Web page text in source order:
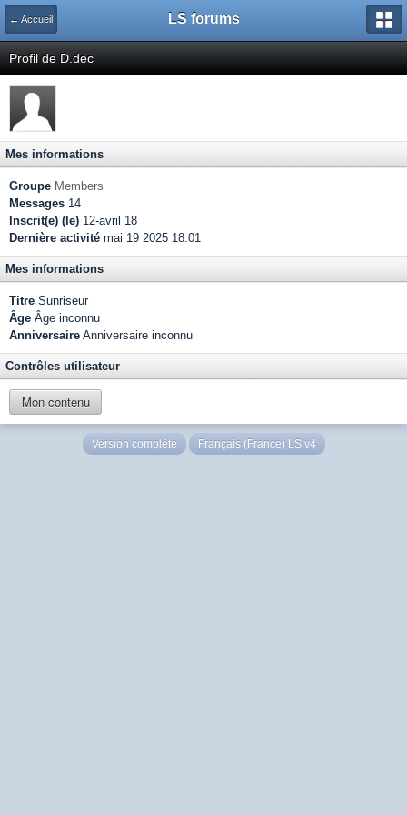
← Accueil LS forums
Profil de D.dec
Mes informations
Groupe Members
Messages 14
Inscrit(e) (le) 12-avril 18
Dernière activité mai 19 2025 18:01
Mes informations
Titre Sunriseur
Âge Âge inconnu
Anniversaire Anniversaire inconnu
Contrôles utilisateur
Mon contenu
Version complète Français (France) LS v4